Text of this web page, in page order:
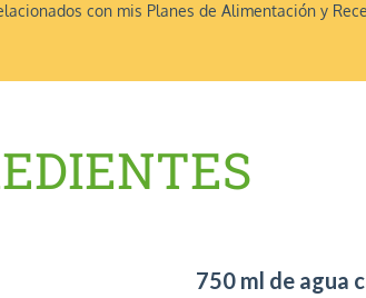
con mis Planes de Alimentación y
750 ml de agua